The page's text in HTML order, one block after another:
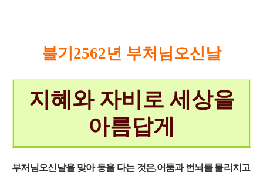
불기 2562년 부처님오신날
지혜와 자비로 세상을
아름답게
부처님오신날을 맞아 등을 다는 것은,어둠과 번뇌를 물리치고